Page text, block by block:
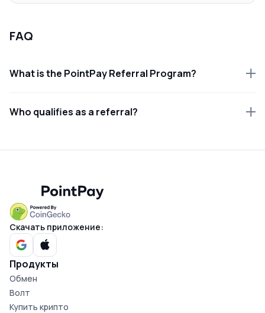
FAQ
What is the PointPay Referral Program?
Who qualifies as a referral?
Скачать приложение:
Продукты
Обмен
Волт
Купить крипто